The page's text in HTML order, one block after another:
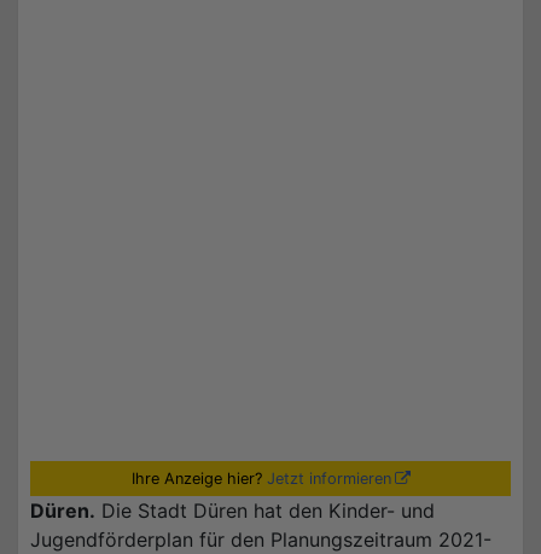
Ihre Anzeige hier? Jetzt informieren
Düren. Die Stadt Düren hat den Kinder- und
Jugendförderplan für den Planungszeitraum 2021-